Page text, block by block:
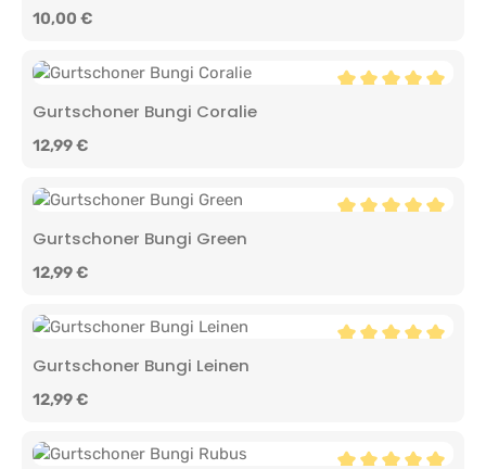
Regulärer Preis:
10,00 €
Gurtschoner Bungi Coralie
Regulärer Preis:
12,99 €
Gurtschoner Bungi Green
Regulärer Preis:
12,99 €
Gurtschoner Bungi Leinen
Regulärer Preis:
12,99 €